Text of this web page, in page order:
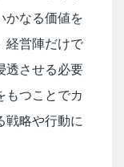
かなる価値を
経営陣だけで
透させる必要
もつことでカ
戦略や行動に